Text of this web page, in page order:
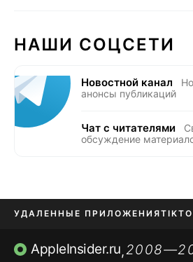
НАШИ СОЦСЕТИ
Новостной канал
анонсы публикаций
Чат с читателями
обсуждение
УДАЛЕННЫЕ ПРИЛОЖЕНИЯ
ПРИЛОЖЕНИЯ БЕЗ APP STORE
AppleInsider.ru,